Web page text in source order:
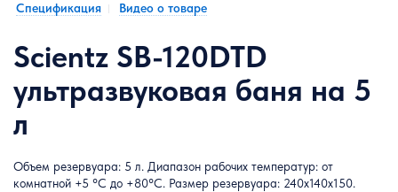
Спецификация Видео о товаре
Scientz SB-120DTD
ультразвуковая баня на 5
л
Объем резервуара: 5 л. Диапазон рабочих температур: от
комнатной +5 °С до +80°C. Размер резервуара: 240x140x150.